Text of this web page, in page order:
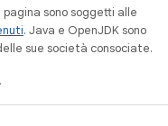
sono soggetti alle
. Java e OpenJDK sono
sue società consociate.